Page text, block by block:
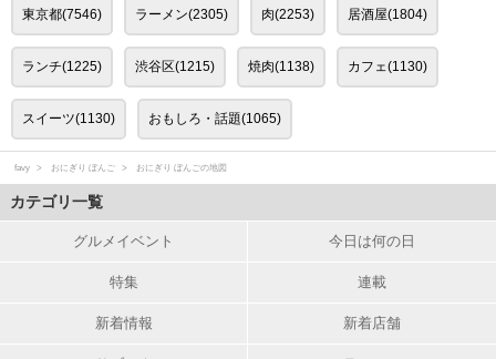
東京都(7546) ラーメン(2305) 肉(2253) 居酒屋(1804)
ランチ(1225) 渋谷区(1215) 焼肉(1138) カフェ(1130)
スイーツ(1130) おもしろ・話題(1065)
favy おにぎり ぼんご おにぎり ぼんごの地図
カテゴリ一覧
グルメイベント 今日は何の日
特集 連載
新着情報 新着店舗